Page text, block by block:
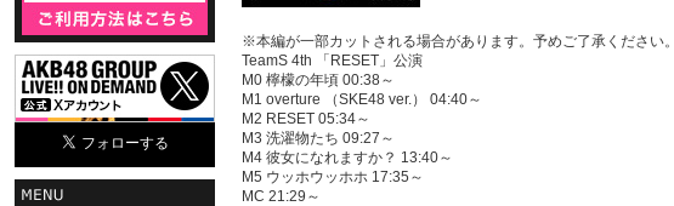
※本編が一部カットされる場合があります。予めご了承ください。
TeamS 4th 「RESET」公演
M0 檸檬の年頃 00:38～
M1 overture （SKE48 ver.） 04:40～
M2 RESET 05:34～
M3 洗濯物たち 09:27～
M4 彼女になれますか？ 13:40～
M5 ウッホウッホホ 17:35～
MC 21:29～